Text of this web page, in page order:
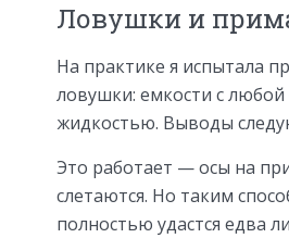
Ловушки и
На практике я испытала
ловушки: емкости с любой
жидкостью. Выводы
Это работает — осы на
слетаются. Но таким
полностью удастся едва